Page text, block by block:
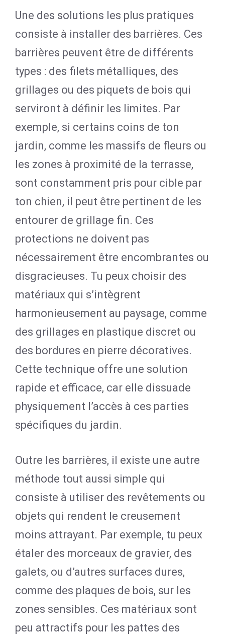
Une des solutions les plus pratiques
consiste à installer des barrières. Ces
barrières peuvent être de différents
types : des filets métalliques, des
grillages ou des piquets de bois qui
serviront à définir les limites. Par
exemple, si certains coins de ton
jardin, comme les massifs de fleurs ou
les zones à proximité de la terrasse,
sont constamment pris pour cible par
ton chien, il peut être pertinent de les
entourer de grillage fin. Ces
protections ne doivent pas
nécessairement être encombrantes ou
disgracieuses. Tu peux choisir des
matériaux qui s’intègrent
harmonieusement au paysage, comme
des grillages en plastique discret ou
des bordures en pierre décoratives.
Cette technique offre une solution
rapide et efficace, car elle dissuade
physiquement l’accès à ces parties
spécifiques du jardin.
Outre les barrières, il existe une autre
méthode tout aussi simple qui
consiste à utiliser des revêtements ou
objets qui rendent le creusement
moins attrayant. Par exemple, tu peux
étaler des morceaux de gravier, des
galets, ou d’autres surfaces dures,
comme des plaques de bois, sur les
zones sensibles. Ces matériaux sont
peu attractifs pour les pattes des